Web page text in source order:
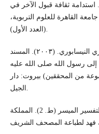
مرزوق ، فاروق جعفر. (2016). استدامة ثقافة قبول الآخر في
القاهرة للعلوم التربوية،
٤٤. مسلم بن الحجاج، أبو الحسن القشيري النيسابوري. (٢٠٠٣). المسند
رسول الله صلى الله عليه
من المحققين) بيروت: دار
٤٥. نخبة من أساتذة التفسير. (٢٠٠٩). التفسير الميسر (ط. 2). المملكة